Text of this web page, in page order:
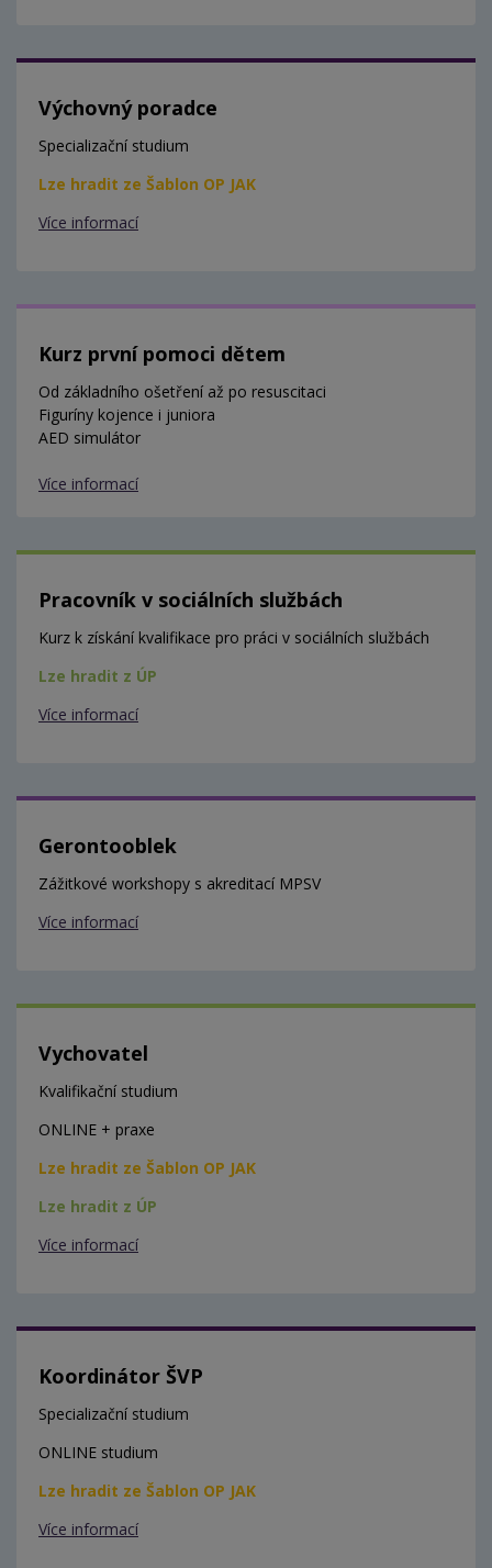
Výchovný poradce
Specializační studium
Lze hradit ze Šablon OP JAK
Více informací
Kurz první pomoci dětem
Od základního ošetření až po resuscitaci
Figuríny kojence i juniora
AED simulátor
Více informací
Pracovník v sociálních službách
Kurz k získání kvalifikace pro práci v sociálních službách
Lze hradit z ÚP
Více informací
Gerontooblek
Zážitkové workshopy s akreditací MPSV
Více informací
Vychovatel
Kvalifikační studium
ONLINE + praxe
Lze hradit ze Šablon OP JAK
Lze hradit z ÚP
Více informací
Koordinátor ŠVP
Specializační studium
ONLINE studium
Lze hradit ze Šablon OP JAK
Více informací